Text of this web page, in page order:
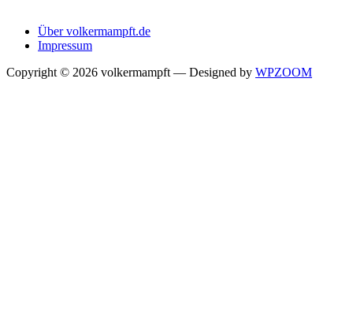
Über volkermampft.de
Impressum
Copyright © 2026 volkermampft — Designed by WPZOOM